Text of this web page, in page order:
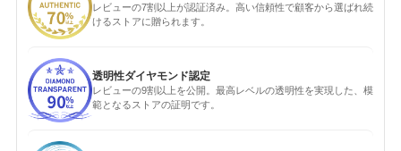
レビューの7割以上が認証済み。高い信頼性で顧客から選ばれ続
けるストアに贈られます。
透明性ダイヤモンド認定
レビューの9割以上を公開。最高レベルの透明性を実現した、模
範となるストアの証明です。